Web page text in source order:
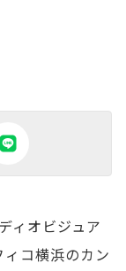
ィオビジュア
ィコ横浜のカン